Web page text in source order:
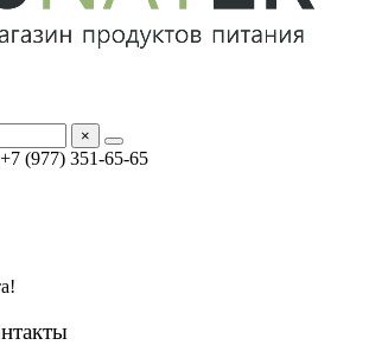
×
+7 (977) 351-65-65